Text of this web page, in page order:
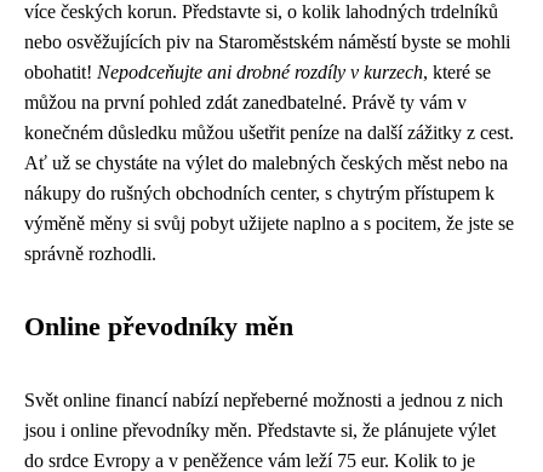
více českých korun. Představte si, o kolik lahodných trdelníků
nebo osvěžujících piv na Staroměstském náměstí byste se mohli
obohatit! Nepodceňujte ani drobné rozdíly v kurzech, které se
můžou na první pohled zdát zanedbatelné. Právě ty vám v
konečném důsledku můžou ušetřit peníze na další zážitky z cest.
Ať už se chystáte na výlet do malebných českých měst nebo na
nákupy do rušných obchodních center, s chytrým přístupem k
výměně měny si svůj pobyt užijete naplno a s pocitem, že jste se
správně rozhodli.
Online převodníky měn
Svět online financí nabízí nepřeberné možnosti a jednou z nich
jsou i online převodníky měn. Představte si, že plánujete výlet
do srdce Evropy a v peněžence vám leží 75 eur. Kolik to je